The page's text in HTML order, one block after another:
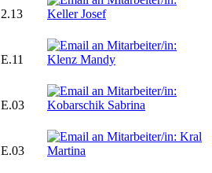
2.13
E.11
E.03
E.03